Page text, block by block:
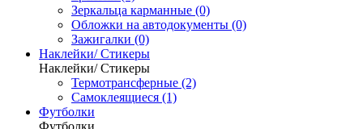
Зеркальца карманные (0)
Обложки на автодокументы (0)
Зажигалки (0)
Наклейки/ Стикеры
Наклейки/ Стикеры
Термотрансферные (2)
Самоклеящиеся (1)
Футболки
Футболки